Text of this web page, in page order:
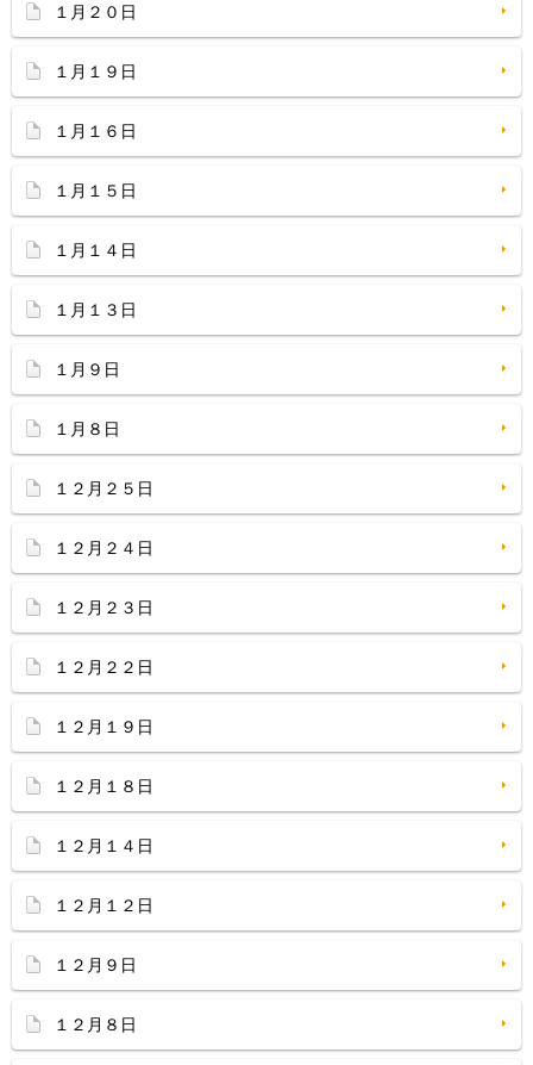
１月２０日
１月１９日
１月１６日
１月１５日
１月１４日
１月１３日
１月９日
１月８日
１２月２５日
１２月２４日
１２月２３日
１２月２２日
１２月１９日
１２月１８日
１２月１４日
１２月１２日
１２月９日
１２月８日